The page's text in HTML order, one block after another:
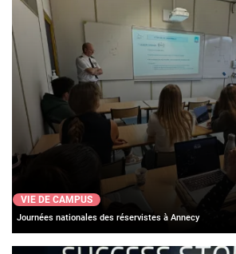
VIE DE CAMPUS
Journées nationales des réservistes à Annecy